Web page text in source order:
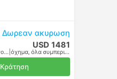
Δωρεαν ακυρωση
USD 1481
Συμπεριλαμβάνονται οι φόροι | όχημα, όλα συμπεριλαμβανομένου
Κράτηση